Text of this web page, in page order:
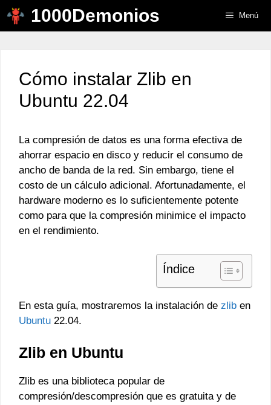
Saltar
1000Demonios Menú
Cómo instalar Zlib en
Ubuntu 22.04
La compresión de datos es una forma efectiva de
ahorrar espacio en disco y reducir el consumo de
ancho de banda de la red. Sin embargo, tiene el
costo de un cálculo adicional. Afortunadamente, el
hardware moderno es lo suficientemente potente
como para que la compresión minimice el impacto
en el rendimiento.
Índice
En esta guía, mostraremos la instalación de zlib en
Ubuntu 22.04.
Zlib en Ubuntu
Zlib es una biblioteca popular de
compresión/descompresión que es gratuita y de